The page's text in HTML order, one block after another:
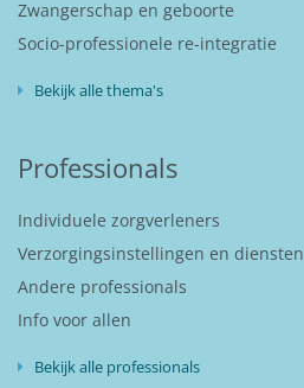
Zwangerschap en geboorte
Socio-professionele re-integratie
Bekijk alle thema's
Professionals
Individuele zorgverleners
Verzorgingsinstellingen en diensten
Andere professionals
Info voor allen
Bekijk alle professionals